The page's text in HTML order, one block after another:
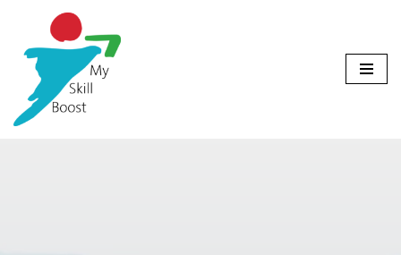
Aller
contenu